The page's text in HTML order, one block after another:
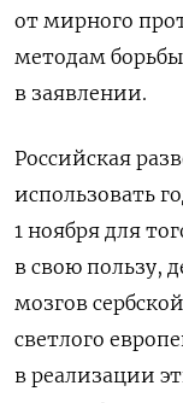
от мирного
методам
в заявлении.
Российская
использовать
1 ноября для
в свою пользу,
мозгов
светлого
в реализации